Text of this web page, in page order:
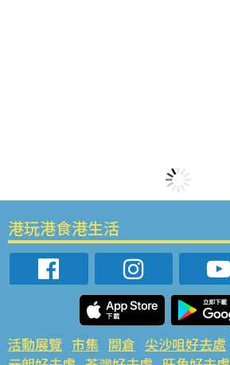
港玩港食港生活
活動展覽 市集 開倉 尖沙咀好去處